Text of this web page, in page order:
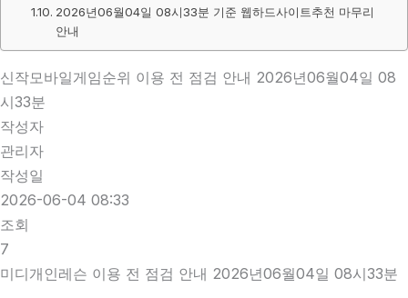
2026년06월04일 08시33분 기준 웹하드사이트추천 마무리
안내
신작모바일게임순위 이용 전 점검 안내 2026년06월04일 08
시33분
작성자
관리자
작성일
2026-06-04 08:33
조회
7
미디개인레슨 이용 전 점검 안내 2026년06월04일 08시33분